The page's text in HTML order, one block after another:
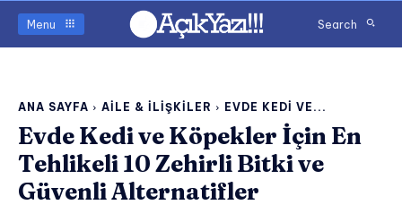
Menu Search
ANA SAYFA AILE & İLIŞKILER EVDE KEDI VE...
Evde Kedi ve Köpekler İçin En
Tehlikeli 10 Zehirli Bitki ve
Güvenli Alternatifler